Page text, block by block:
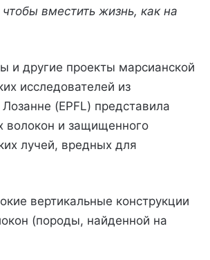
вместить жизнь, как на
и другие проекты марсианской
исследователей из
(EPFL) представила
волокон и защищенного
лучей, вредных для
вертикальные конструкции
(породы, найденной на